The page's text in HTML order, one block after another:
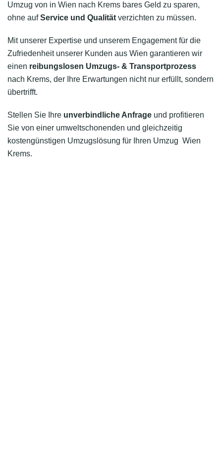
Umzug von in Wien nach Krems bares Geld zu sparen,
ohne aufService und Qualität verzichten zu müssen.
Mit unserer Expertise und unserem Engagement für die
Zufriedenheit unserer Kunden aus Wien garantieren wir
einen reibungslosen Umzugs- & Transportprozess
nach Krems, der Ihre Erwartungen nicht nur erfüllt, sondern
übertrifft.
Stellen Sie Ihre unverbindliche Anfrage und profitieren
Sie von einer umweltschonenden und gleichzeitig
kostengünstigen Umzugslösung für Ihren Umzug Wien
Krems.